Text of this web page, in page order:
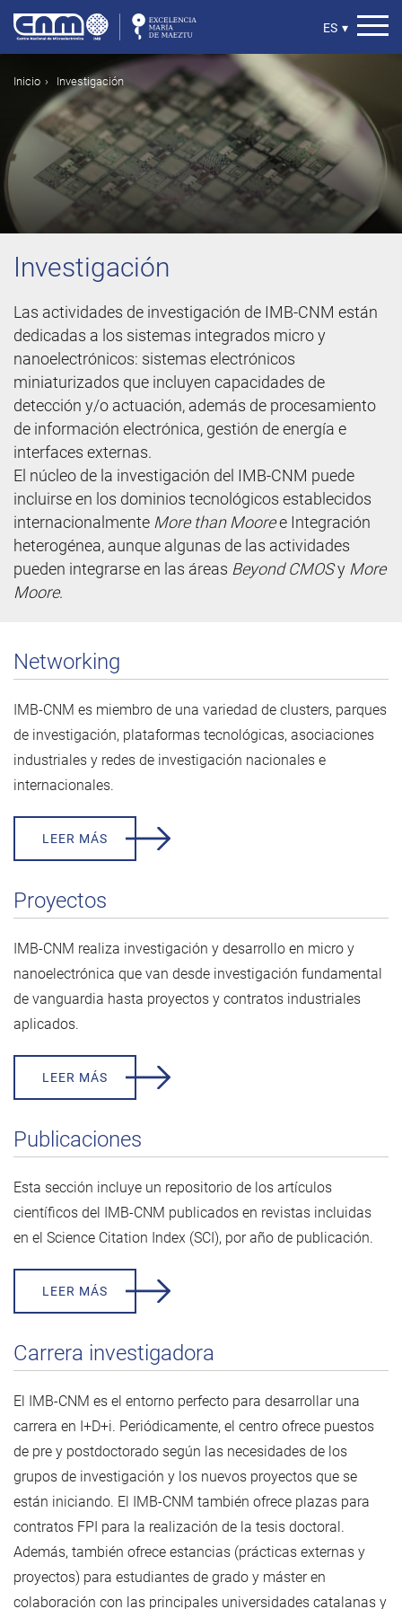
contenido
principal
Select
ES ▾
Ruta
navegación
Inicio Investigación
Investigación
Las actividades de investigación de IMB-CNM están
dedicadas a los sistemas integrados micro y
nanoelectrónicos: sistemas electrónicos
miniaturizados que incluyen capacidades de
detección y/o actuación, además de procesamiento
de información electrónica, gestión de energía e
interfaces externas.
El núcleo de la investigación del IMB-CNM puede
incluirse en los dominios tecnológicos establecidos
internacionalmente More than Mooree Integración
heterogénea, aunque algunas de las actividades
pueden integrarse en las áreas Beyond CMOSy More
Moore.
Networking
IMB-CNM es miembro de una variedad de clusters, parques
de investigación, plataformas tecnológicas, asociaciones
industriales y redes de investigación nacionales e
internacionales.
LEER MÁS
Proyectos
IMB-CNM realiza investigación y desarrollo en micro y
nanoelectrónica que van desde investigación fundamental
de vanguardia hasta proyectos y contratos industriales
aplicados.
LEER MÁS
Publicaciones
Esta sección incluye un repositorio de los artículos
científicos del IMB-CNM publicados en revistas incluidas
en el Science Citation Index (SCI), por año de publicación.
LEER MÁS
Carrera investigadora
El IMB-CNM es el entorno perfecto para desarrollar una
carrera en I+D+i. Periódicamente, el centro ofrece puestos
de pre y postdoctorado según las necesidades de los
grupos de investigación y los nuevos proyectos que se
están iniciando. El IMB-CNM también ofrece plazas para
contratos FPI para la realización de la tesis doctoral.
Además, también ofrece estancias (prácticas externas y
proyectos) para estudiantes de grado y máster en
colaboración con las principales universidades catalanas y